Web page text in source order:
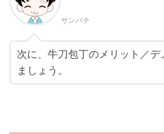
サンパチ
次に、牛刀包丁のメリット／デ
ましょう。